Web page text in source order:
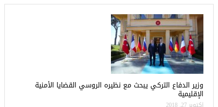
وزير الدفاع التركي يبحث مع نظيره الروسي القضايا الأمنية
الإقليمية